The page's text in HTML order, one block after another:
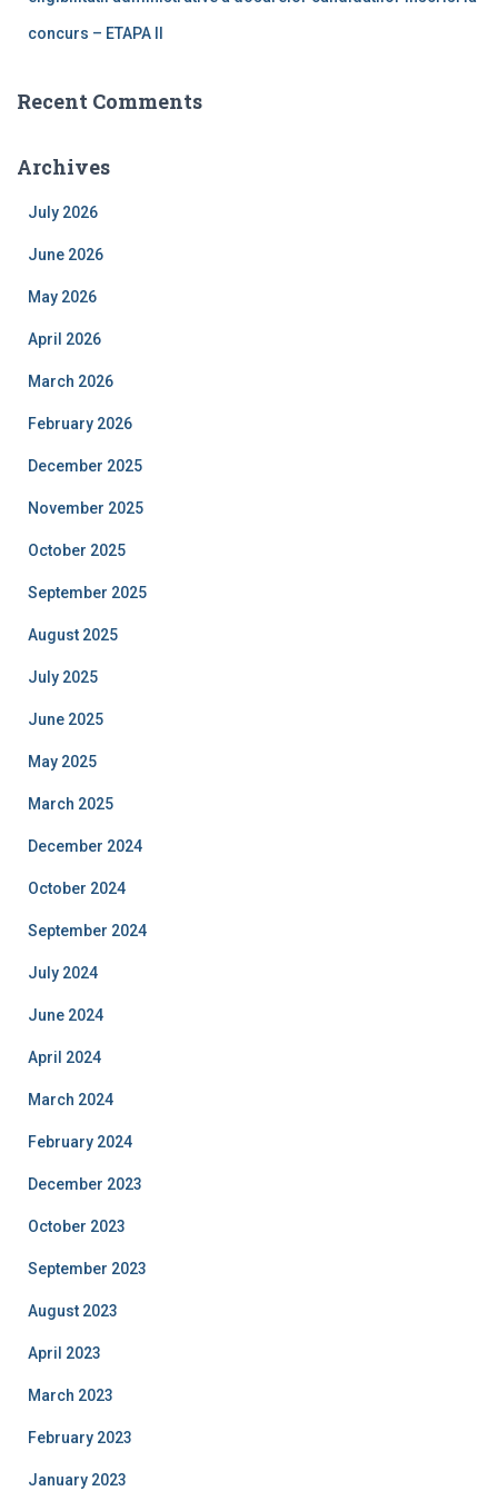
concurs – ETAPA II
Recent Comments
Archives
July 2026
June 2026
May 2026
April 2026
March 2026
February 2026
December 2025
November 2025
October 2025
September 2025
August 2025
July 2025
June 2025
May 2025
March 2025
December 2024
October 2024
September 2024
July 2024
June 2024
April 2024
March 2024
February 2024
December 2023
October 2023
September 2023
August 2023
April 2023
March 2023
February 2023
January 2023